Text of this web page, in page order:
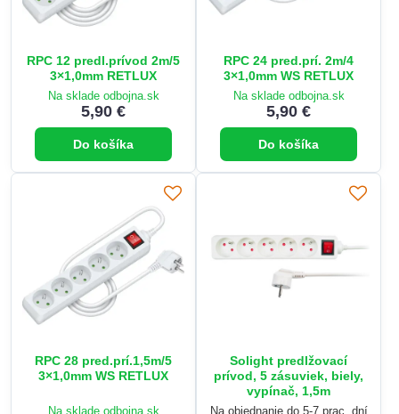
RPC 12 predl.prívod 2m/5
3×1,0mm RETLUX
Na sklade odbojna.sk
5,90 €
Do košíka
RPC 24 pred.prí. 2m/4
3×1,0mm WS RETLUX
Na sklade odbojna.sk
5,90 €
Do košíka
RPC 28 pred.prí.1,5m/5
3×1,0mm WS RETLUX
Na sklade odbojna.sk
Solight predlžovací
prívod, 5 zásuviek, biely,
vypínač, 1,5m
Na objednanie do 5-7 prac. dní